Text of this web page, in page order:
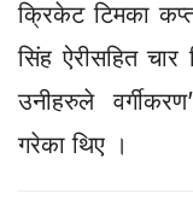
क्रिकेट टिमका
सिंह ऐरीसहित चार
उनीहरुले
गरेका थिए ।